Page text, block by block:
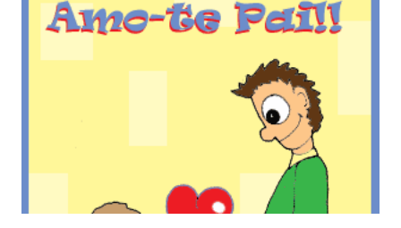
anestesia a memória espiritual, abre espaço para o
acometimento da pressa e do imediatismo, duas forças que
incapacitam o raciocínio em longo prazo e levam às
tomadas de atitude num cenário de ansiedade, pressão e
estresse. Esse cenário interior é alimentado pelo clima de
competição, disputa acirrada que o mercado estabelece, na
construção de um verdadeiro explosivo prestes a ser de...